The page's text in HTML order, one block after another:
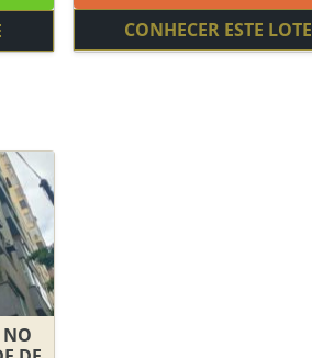
CONHECER ESTE LOTE
NO